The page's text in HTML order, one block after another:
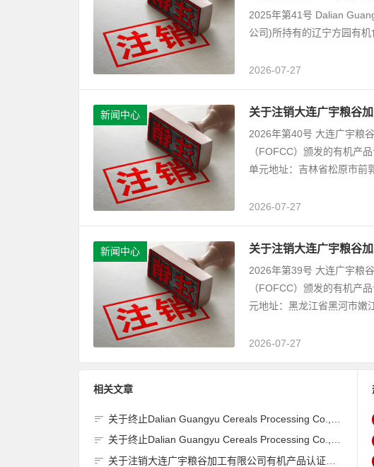
2025年第41号 Dalian
公司)所持有的辽宁方园有
2026-07-27
新闻中心 关于注销大连广宇粮谷
2026年第40号 大连广宇粮
（FOFCC）颁发的有机产
单元地址：吉林省松原市前
2026-07-27
新闻中心 关于注销大连广宇粮谷
2026年第39号 大连广宇粮
（FOFCC）颁发的有机产
元地址：黑龙江省黑河市嫩
2026-07-27
相关文章
关于终止Dalian Guangyu Cereals Processing Co., Ltd.(大连广宇粮谷加工有限公司)JAS有机产品认证证书的公告
关于终止Dalian Guangyu Cereals Processing Co., Ltd.(大连广宇粮谷加工有限公司)JAS有机产品认证证书的公告
关于注销大连广宇粮谷加工有限公司有机产品认证证书的公告